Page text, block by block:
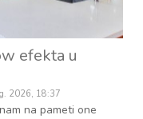
efekta u
2026, 18:37
na pameti one